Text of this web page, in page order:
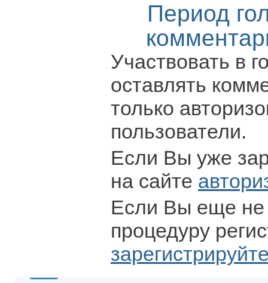
Период
Участвовать в
оставлять
только
пользователи.
Если Вы уже
на сайте
Если Вы еще не
процедуру